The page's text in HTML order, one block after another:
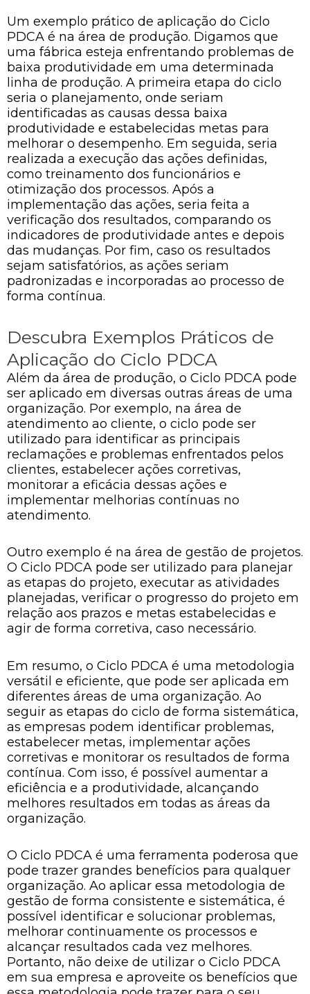
Um exemplo prático de aplicação do Ciclo
PDCA é na área de produção. Digamos que
uma fábrica esteja enfrentando problemas de
baixa produtividade em uma determinada
linha de produção. A primeira etapa do ciclo
seria o planejamento, onde seriam
identificadas as causas dessa baixa
produtividade e estabelecidas metas para
melhorar o desempenho. Em seguida, seria
realizada a execução das ações definidas,
como treinamento dos funcionários e
otimização dos processos. Após a
implementação das ações, seria feita a
verificação dos resultados, comparando os
indicadores de produtividade antes e depois
das mudanças. Por fim, caso os resultados
sejam satisfatórios, as ações seriam
padronizadas e incorporadas ao processo de
forma contínua.
Descubra Exemplos Práticos de
Aplicação do Ciclo PDCA
Além da área de produção, o Ciclo PDCA pode
ser aplicado em diversas outras áreas de uma
organização. Por exemplo, na área de
atendimento ao cliente, o ciclo pode ser
utilizado para identificar as principais
reclamações e problemas enfrentados pelos
clientes, estabelecer ações corretivas,
monitorar a eficácia dessas ações e
implementar melhorias contínuas no
atendimento.
Outro exemplo é na área de gestão de projetos.
O Ciclo PDCA pode ser utilizado para planejar
as etapas do projeto, executar as atividades
planejadas, verificar o progresso do projeto em
relação aos prazos e metas estabelecidas e
agir de forma corretiva, caso necessário.
Em resumo, o Ciclo PDCA é uma metodologia
versátil e eficiente, que pode ser aplicada em
diferentes áreas de uma organização. Ao
seguir as etapas do ciclo de forma sistemática,
as empresas podem identificar problemas,
estabelecer metas, implementar ações
corretivas e monitorar os resultados de forma
contínua. Com isso, é possível aumentar a
eficiência e a produtividade, alcançando
melhores resultados em todas as áreas da
organização.
O Ciclo PDCA é uma ferramenta poderosa que
pode trazer grandes benefícios para qualquer
organização. Ao aplicar essa metodologia de
gestão de forma consistente e sistemática, é
possível identificar e solucionar problemas,
melhorar continuamente os processos e
alcançar resultados cada vez melhores.
Portanto, não deixe de utilizar o Ciclo PDCA
em sua empresa e aproveite os benefícios que